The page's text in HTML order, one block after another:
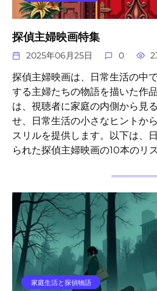
探偵主婦映画特集
2025年06月25日 0
探偵主婦映画は、日常生活の中
する主婦たちの物語を描いた作
は、視聴者に家庭の内側から見
せ、日常生活の小さなヒントか
スリルを提供します。以下は、
られた探偵主婦映画の10本のリ
家庭生活と探偵物語